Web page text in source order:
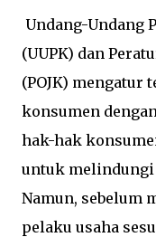
Undang-Undang
(UUPK) dan
(POJK) mengatur
konsumen
hak-hak
untuk
Namun, sebelum
pelaku usaha